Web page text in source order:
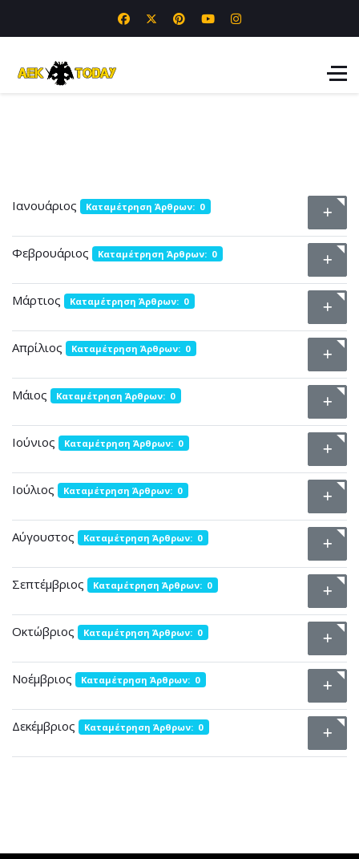
Ιανουάριος Καταμέτρηση Άρθρων: 0
Φεβρουάριος Καταμέτρηση Άρθρων: 0
Μάρτιος Καταμέτρηση Άρθρων: 0
Απρίλιος Καταμέτρηση Άρθρων: 0
Μάιος Καταμέτρηση Άρθρων: 0
Ιούνιος Καταμέτρηση Άρθρων: 0
Ιούλιος Καταμέτρηση Άρθρων: 0
Αύγουστος Καταμέτρηση Άρθρων: 0
Σεπτέμβριος Καταμέτρηση Άρθρων: 0
Οκτώβριος Καταμέτρηση Άρθρων: 0
Νοέμβριος Καταμέτρηση Άρθρων: 0
Δεκέμβριος Καταμέτρηση Άρθρων: 0